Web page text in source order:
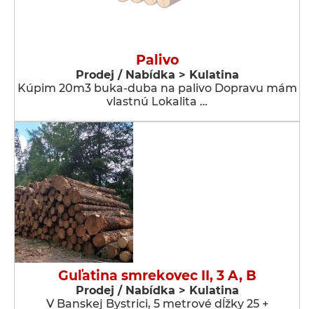
Palivo
Prodej / Nabídka > Kulatina
Kúpim 20m3 buka-duba na palivo Dopravu mám
vlastnú Lokalita …
Guľatina smrekovec II, 3 A, B
Prodej / Nabídka > Kulatina
V Banskej Bystrici, 5 metrové dĺžky 25 +